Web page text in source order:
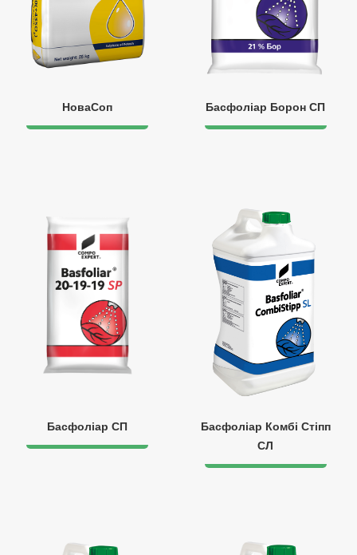
НоваСоп Басфоліар Борон СП
Басфоліар СП
Басфоліар Комбі Стіпп
СЛ